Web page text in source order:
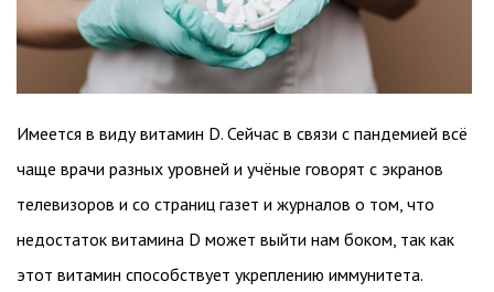
Имеется в виду витамин D. Сейчас в связи с пандемией всё
чаще врачи разных уровней и учёные говорят с экранов
телевизоров и со страниц газет и журналов о том, что
недостаток витамина D может выйти нам боком, так как
этот витамин способствует укреплению иммунитета.